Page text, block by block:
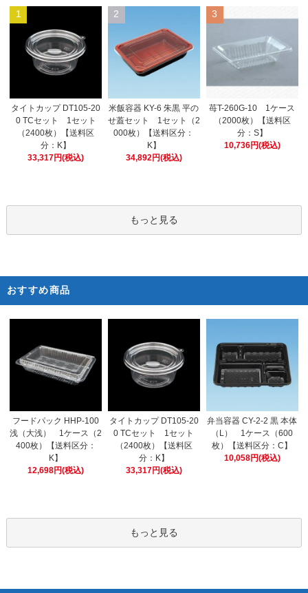
1
タイトカップ DT105-20
0 TCセット 1セット
（2400枚）【送料区
分：K】
33,317円(税込)
2
米飯容器 KY-6 朱黒 平の
せ蓋セット 1セット（2
000枚）【送料区分：
K】
34,892円(税込)
3
苺T-260G-10 1ケース
（2000枚）【送料区
分：S】
10,736円(税込)
もっと見る
おすすめ商品
フードパック HHP-100
浅（大浅） 1ケース（2
400枚）【送料区分：
K】
12,698円(税込)
タイトカップ DT105-20
0 TCセット 1セット
（2400枚）【送料区
分：K】
33,317円(税込)
弁当容器 CY-2-2 黒 本体
（L） 1ケース（600
枚）【送料区分：C】
10,058円(税込)
もっと見る